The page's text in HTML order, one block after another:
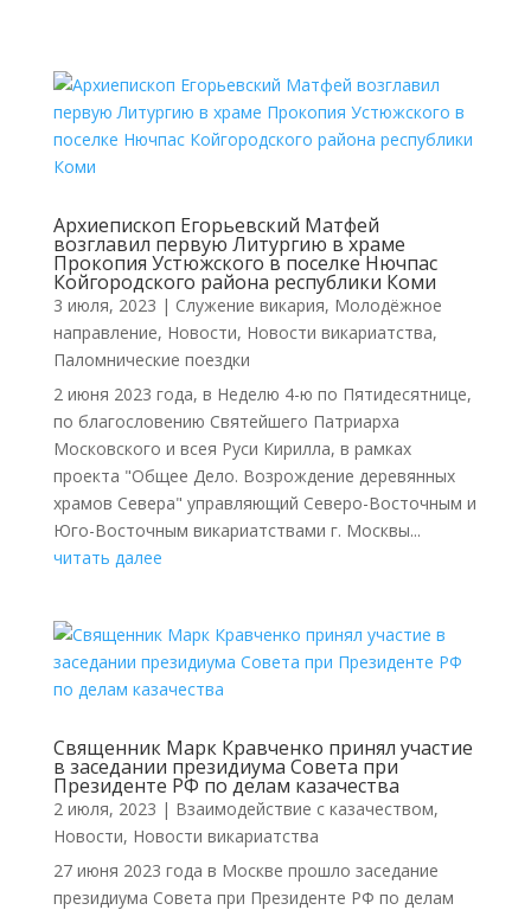
Архиепископ Егорьевский Матфей
возглавил первую Литургию в храме
Прокопия Устюжского в поселке Нючпас
Койгородского района республики Коми
3 июля, 2023 | Cлужение викария, Молодёжное
направление, Новости, Новости викариатства,
Паломнические поездки
2 июня 2023 года, в Неделю 4-ю по Пятидесятнице,
по благословению Святейшего Патриарха
Московского и всея Руси Кирилла, в рамках
проекта "Общее Дело. Возрождение деревянных
храмов Севера" управляющий Северо-Восточным и
Юго-Восточным викариатствами г. Москвы...
читать далее
Священник Марк Кравченко принял участие
в заседании президиума Совета при
Президенте РФ по делам казачества
2 июля, 2023 | Взаимодействие с казачеством,
Новости, Новости викариатства
27 июня 2023 года в Москве прошло заседание
президиума Совета при Президенте РФ по делам